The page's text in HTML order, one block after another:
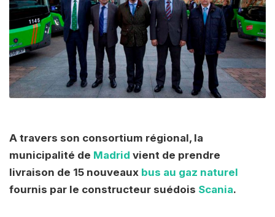
A travers son consortium régional, la
municipalité de Madrid vient de prendre
livraison de 15 nouveaux bus au gaz naturel
fournis par le constructeur suédois Scania.